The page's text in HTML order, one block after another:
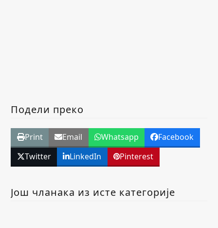
Подели преко
Print Email Whatsapp
Facebook
Twitter
LinkedIn Pinterest
Још чланака из исте категорије